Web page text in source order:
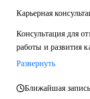
• Административный
• Страхование
• Продажи / Услуги
• Информационные
Мой подход в работе
Карьерная
Консультация для
работы и развития
Развернуть
Ближайшая запись